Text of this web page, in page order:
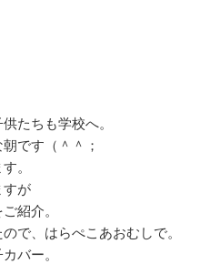
たちも学校へ。
です（＾＾；
。
すが
紹介。
で、はらぺこあおむしで。
バー。